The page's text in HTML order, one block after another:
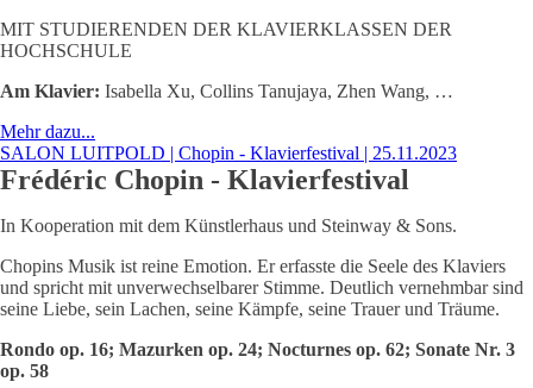
MIT STUDIERENDEN DER KLAVIERKLASSEN DER
HOCHSCHULE
Am Klavier: Isabella Xu, Collins Tanujaya, Zhen Wang, …
Mehr dazu...
SALON LUITPOLD | Chopin - Klavierfestival | 25.11.2023
Frédéric Chopin - Klavierfestival
In Kooperation mit dem Künstlerhaus und Steinway & Sons.
Chopins Musik ist reine Emotion. Er erfasste die Seele des Klaviers
und spricht mit unverwechselbarer Stimme. Deutlich vernehmbar sind
seine Liebe, sein Lachen, seine Kämpfe, seine Trauer und Träume.
Rondo op. 16; Mazurken op. 24; Nocturnes op. 62; Sonate Nr. 3
op. 58